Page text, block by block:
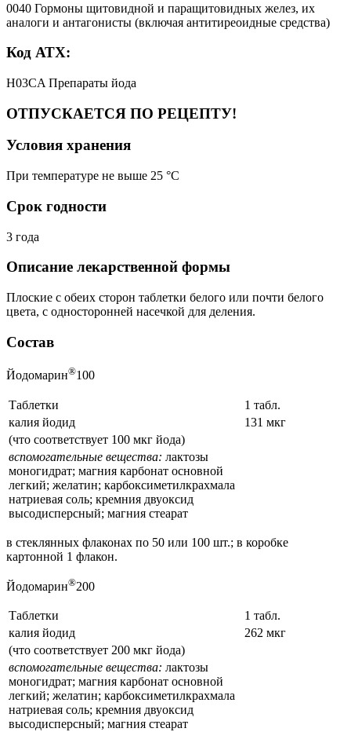
0040 Гормоны щитовидной и паращитовидных желез, их
аналоги и антагонисты (включая антитиреоидные средства)
Код АТХ:
H03CA Препараты йода
ОТПУСКАЕТСЯ ПО РЕЦЕПТУ!
Условия хранения
При температуре не выше 25 °C
Срок годности
3 года
Описание лекарственной формы
Плоские с обеих сторон таблетки белого или почти белого
цвета, с односторонней насечкой для деления.
Состав
Йодомарин®100
Таблетки
1 табл.
калия йодид
131 мкг
(что соответствует 100 мкг йода)
вспомогательные вещества: лактозы
моногидрат; магния карбонат основной
легкий; желатин; карбоксиметилкрахмала
натриевая соль; кремния двуоксид
высодисперсный; магния стеарат
в стеклянных флаконах по 50 или 100 шт.; в коробке
картонной 1 флакон.
Йодомарин®200
Таблетки
1 табл.
калия йодид
262 мкг
(что соответствует 200 мкг йода)
вспомогательные вещества: лактозы
моногидрат; магния карбонат основной
легкий; желатин; карбоксиметилкрахмала
натриевая соль; кремния двуоксид
высодисперсный; магния стеарат